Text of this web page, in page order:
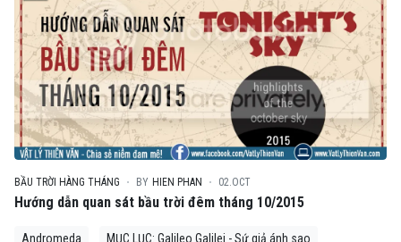
BẦU TRỜI HÀNG THÁNG BY HIEN PHAN 02.OCT
Hướng dẫn quan sát bầu trời đêm tháng 10/2015
Andromeda MỤC LỤC: Galileo Galilei - Sứ giả ánh sao